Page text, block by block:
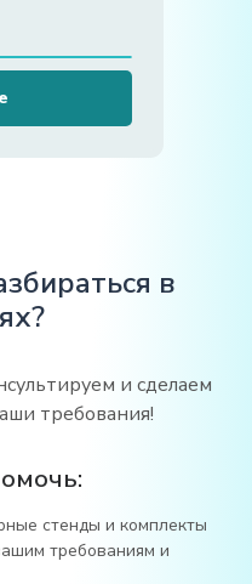
в
и сделаем
требования!
стенды и комплекты
требованиям и